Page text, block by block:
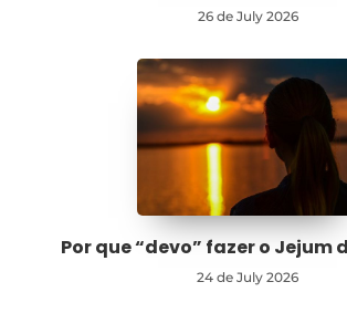
26 de July 2026
Por que “devo” fazer o Jejum
24 de July 2026